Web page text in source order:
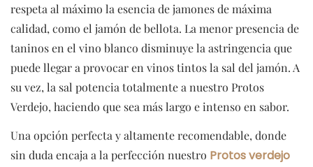
respeta al máximo la esencia de jamones de máxima
calidad, como el jamón de bellota. La menor presencia de
taninos en el vino blanco disminuye la astringencia que
puede llegar a provocar en vinos tintos la sal del jamón. A
su vez, la sal potencia totalmente a nuestro Protos
Verdejo, haciendo que sea más largo e intenso en sabor.
Una opción perfecta y altamente recomendable, donde
sin duda encaja a la perfección nuestro Protos verdejo